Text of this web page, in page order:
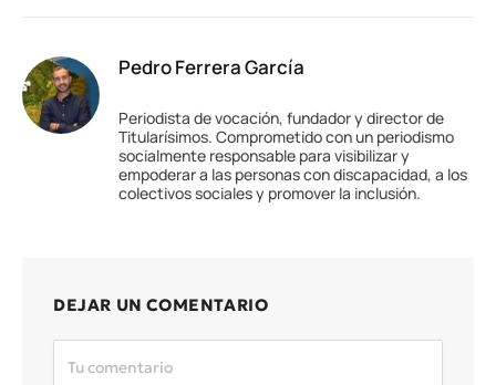
Pedro Ferrera García
Periodista de vocación, fundador y director de
Titularísimos. Comprometido con un periodismo
socialmente responsable para visibilizar y
empoderar a las personas con discapacidad, a los
colectivos sociales y promover la inclusión.
DEJAR UN COMENTARIO